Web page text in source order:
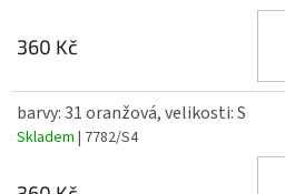
360 Kč
barvy: 31 oranžová, velikosti: S
Skladem | 7782/S4